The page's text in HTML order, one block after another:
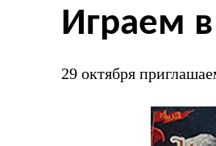
Играем
29 октября